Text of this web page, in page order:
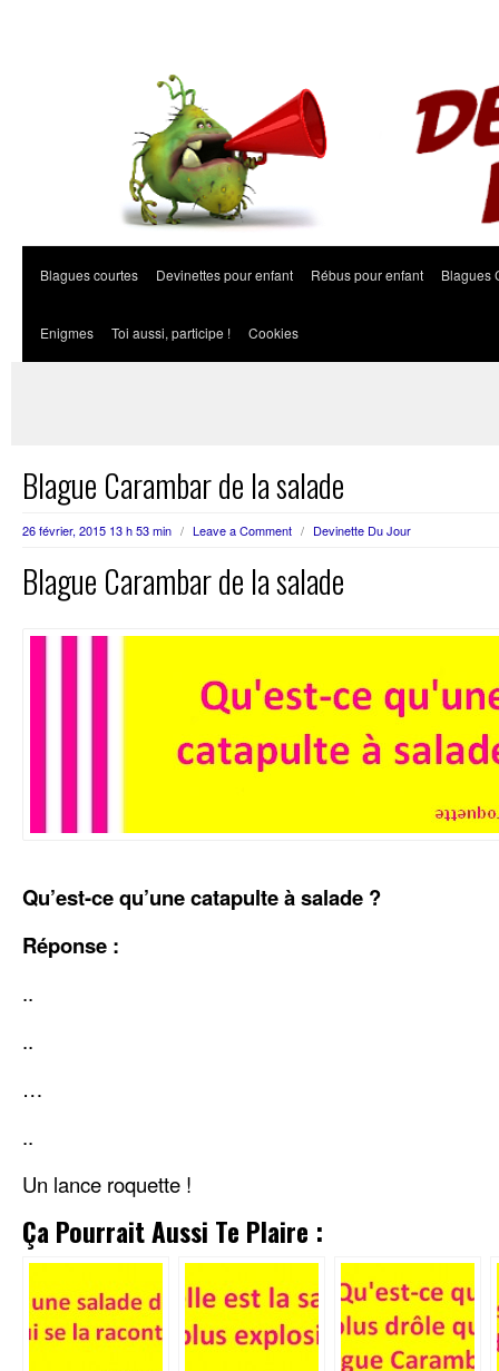
Blagues courtes Devinettes pour enfant Rébus pour enfant Blagues
Enigmes Toi aussi, participe ! Cookies
Blague Carambar de la salade
26 février, 2015 13 h 53 min / Leave a Comment / Devinette Du Jour
Blague Carambar de la salade
Qu’est-ce qu’une catapulte à salade ?
Réponse :
..
..
…
..
Un lance roquette !
Ça Pourrait Aussi Te Plaire :